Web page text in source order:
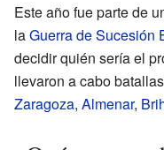
Este año fue parte de
laGuerra de Sucesión
decidir quién sería el
llevaron a cabo
Zaragoza, Almenar,